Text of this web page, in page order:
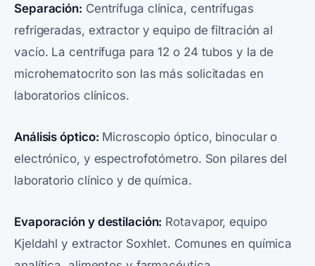
Separación: Centrífuga clínica, centrífugas
refrigeradas, extractor y equipo de filtración al
vacío. La centrífuga para 12 o 24 tubos y la de
microhematocrito son las más solicitadas en
laboratorios clínicos.
Análisis óptico: Microscopio óptico, binocular o
electrónico, y espectrofotómetro. Son pilares del
laboratorio clínico y de química.
Evaporación y destilación: Rotavapor, equipo
Kjeldahl y extractor Soxhlet. Comunes en química